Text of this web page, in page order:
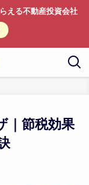
える不動産投資会社
｜節税効果